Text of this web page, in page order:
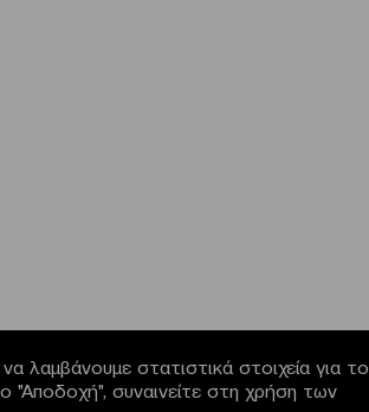
λαμβάνουμε στατιστικά στοιχεία για το
"Αποδοχή", συναινείτε στη χρήση των